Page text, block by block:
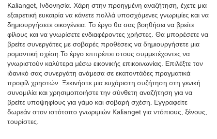
Kalianget, Ινδονησία. Χάρη στην προηγμένη αναζήτηση, έχετε μια
εξαιρετική ευκαιρία να κάνετε πολλά υποσχόμενες γνωριμίες και να
δημιουργήσετε οικογένεια. Το έργο θα σας βοηθήσει να βρείτε
φίλους και να γνωρίσετε ενδιαφέροντες χρήστες. Θα μπορέσετε να
βρείτε συνεργάτες με σοβαρές προθέσεις να δημιουργήσετε μια
ρομαντική σχέση.Το έργο επιτρέπει στους συμμετέχοντες να
γνωριστούν καλύτερα μέσω εικονικής επικοινωνίας. Επιλέξτε τον
ιδανικό σας συνεργάτη ανάμεσα σε εκατοντάδες πραγματικά
προφίλ χρηστών. Ξεκινήστε μια ευχάριστη συζήτηση στη γενική
συνομιλία και χρησιμοποιήστε την σύνθετη αναζήτηση για να
βρείτε υποψηφίους για γάμο και σοβαρή σχέση. Εγγραφείτε
δωρεάν στον ιστότοπο γνωριμιών Kalianget για ντόπιους, ξένους,
τουρίστες.